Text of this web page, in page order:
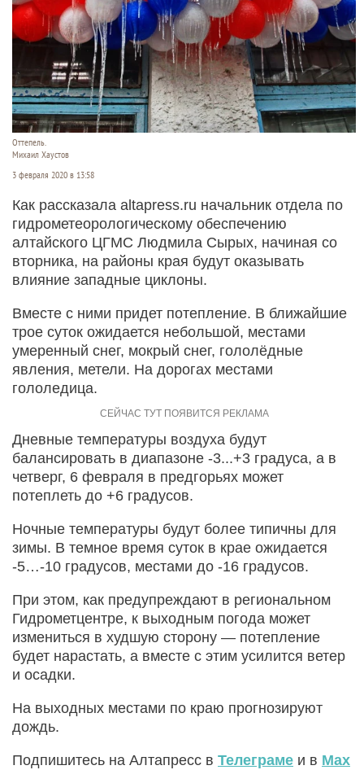
Оттепель.
Михаил Хаустов
3 февраля 2020 в 13:58
Как рассказала altapress.ru начальник отдела по
гидрометеорологическому обеспечению
алтайского ЦГМС Людмила Сырых, начиная со
вторника, на районы края будут оказывать
влияние западные циклоны.
Вместе с ними придет потепление. В ближайшие
трое суток ожидается небольшой, местами
умеренный снег, мокрый снег, гололёдные
явления, метели. На дорогах местами
гололедица.
Дневные температуры воздуха будут
балансировать в диапазоне -3...+3 градуса, а в
четверг, 6 февраля в предгорьях может
потеплеть до +6 градусов.
Ночные температуры будут более типичны для
зимы. В темное время суток в крае ожидается
-5…-10 градусов, местами до -16 градусов.
При этом, как предупреждают в региональном
Гидрометцентре, к выходным погода может
измениться в худшую сторону — потепление
будет нарастать, а вместе с этим усилится ветер
и осадки.
На выходных местами по краю прогнозируют
дождь.
Подпишитесь на Алтапресс в Телеграме и в Max